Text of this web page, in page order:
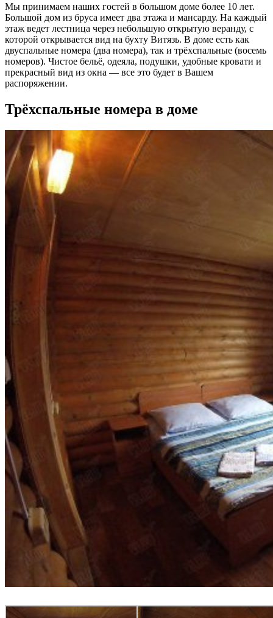
Мы принимаем наших гостей в большом доме более 10 лет.
Большой дом из бруса имеет два этажа и мансарду. На каждый
этаж ведет лестница через небольшую открытую веранду, с
которой открывается вид на бухту Витязь. В доме есть как
двуспальные номера (два номера), так и трёхспальные (восемь
номеров). Чистое бельё, одеяла, подушки, удобные кровати и
прекрасный вид из окна — все это будет в Вашем
распоряжении.
Трёхспальные номера в доме